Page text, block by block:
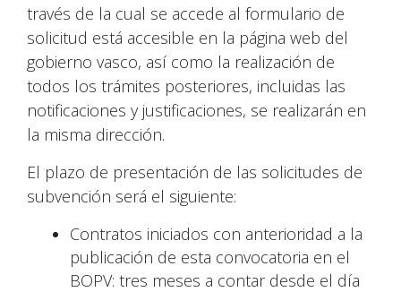
través de la cual se accede al formulario de
solicitud está accesible en la página web del
gobierno vasco, así como la realización de
todos los trámites posteriores, incluidas las
notificaciones y justificaciones, se realizarán en
la misma dirección.
El plazo de presentación de las solicitudes de
subvención será el siguiente:
Contratos iniciados con anterioridad a la
publicación de esta convocatoria en el
BOPV: tres meses a contar desde el día